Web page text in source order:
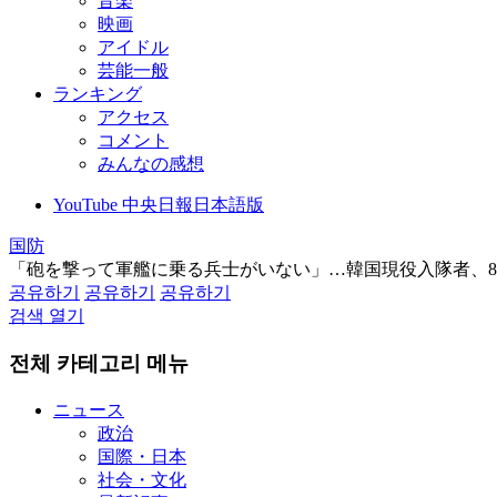
映画
アイドル
芸能一般
ランキング
アクセス
コメント
みんなの感想
YouTube 中央日報日本語版
国防
「砲を撃って軍艦に乗る兵士がいない」…韓国現役入隊者、
공유하기
공유하기
공유하기
검색 열기
전체 카테고리 메뉴
ニュース
政治
国際・日本
社会・文化